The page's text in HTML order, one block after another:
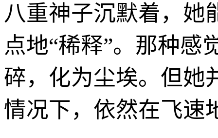
八重神子沉默着，她
点地“稀释”。那种感
碎，化为尘埃。但她
情况下，依然在飞速